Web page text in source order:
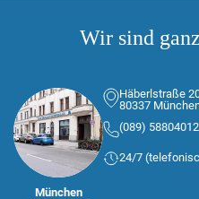
Wir sind
München
Häberlstraße
80337
(089)
24/7